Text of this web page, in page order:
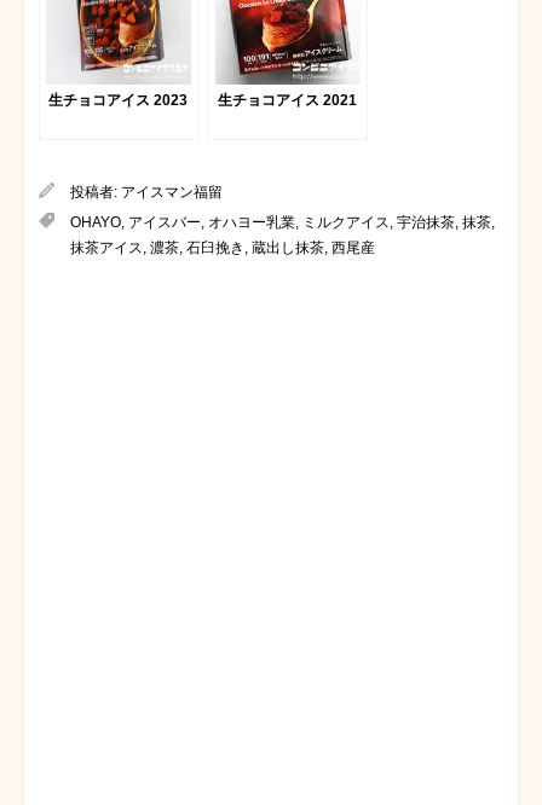
生チョコアイス 2023 生チョコアイス 2021
投稿者: アイスマン福留
OHAYO アイスバー オハヨー乳業 ミルクアイス 宇治抹茶 抹茶
抹茶アイス 濃茶 石臼挽き 蔵出し抹茶 西尾産